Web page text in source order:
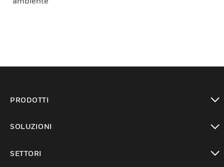
PRODOTTI
SOLUZIONI
SETTORI